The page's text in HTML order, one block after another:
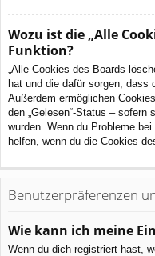
Wozu ist die „Alle
Funktion?
„Alle Cookies des Boards
hat und die dafür sorgen, dass
Außerdem ermöglichen
den „Gelesen“-Status –
wurden. Wenn du Probleme
helfen, wenn du die Cookies
Benutzerpräferenzen
Wie kann ich meine
Wenn du dich registriert hast,